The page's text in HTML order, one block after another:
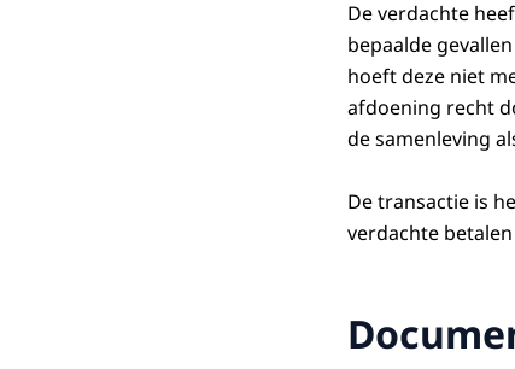
De verdachte
bepaalde
hoeft deze niet
afdoening recht
de samenleving
De transactie is
verdachte